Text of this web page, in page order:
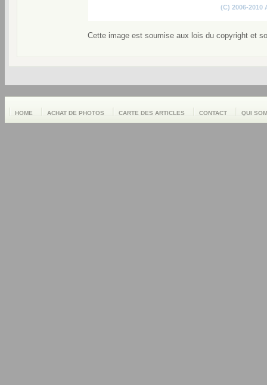
(C) 2006-2010
Cette image est soumise aux lois du copyright et
HOME ACHAT DE PHOTOS CARTE DES ARTICLES CONTACT QUI